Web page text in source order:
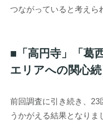
つながっていると考えら
■「高円寺」「葛
エリアへの関心続
前回調査に引き続き、
うかがえる結果となりま